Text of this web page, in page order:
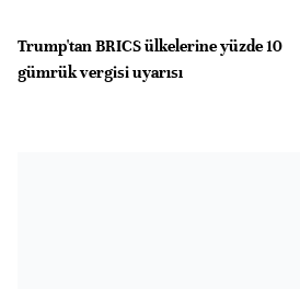
Trump'tan BRICS ülkelerine yüzde 10
gümrük vergisi uyarısı